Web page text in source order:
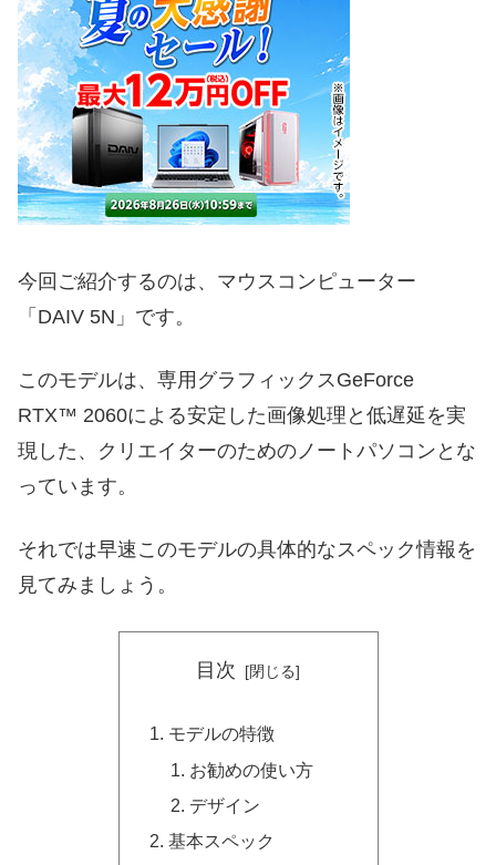
今回ご紹介するのは、マウスコンピューター
「DAIV 5N」です。
このモデルは、専用グラフィックスGeForce
RTX™ 2060による安定した画像処理と低遅延を実
現した、クリエイターのためのノートパソコンとな
っています。
それでは早速このモデルの具体的なスペック情報を
見てみましょう。
目次
モデルの特徴
お勧めの使い方
デザイン
基本スペック